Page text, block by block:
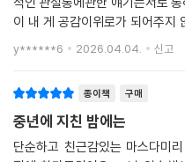
이 내 게 공감이위로가 되어주지
즐겁고 웃픈 얘기들이어서만족
고 싶다.도서관에 간
y******6 2026.04.04. 신고
종이책 구매
중년에 지친 밤에는
단순하고 친근감있는 마스다미